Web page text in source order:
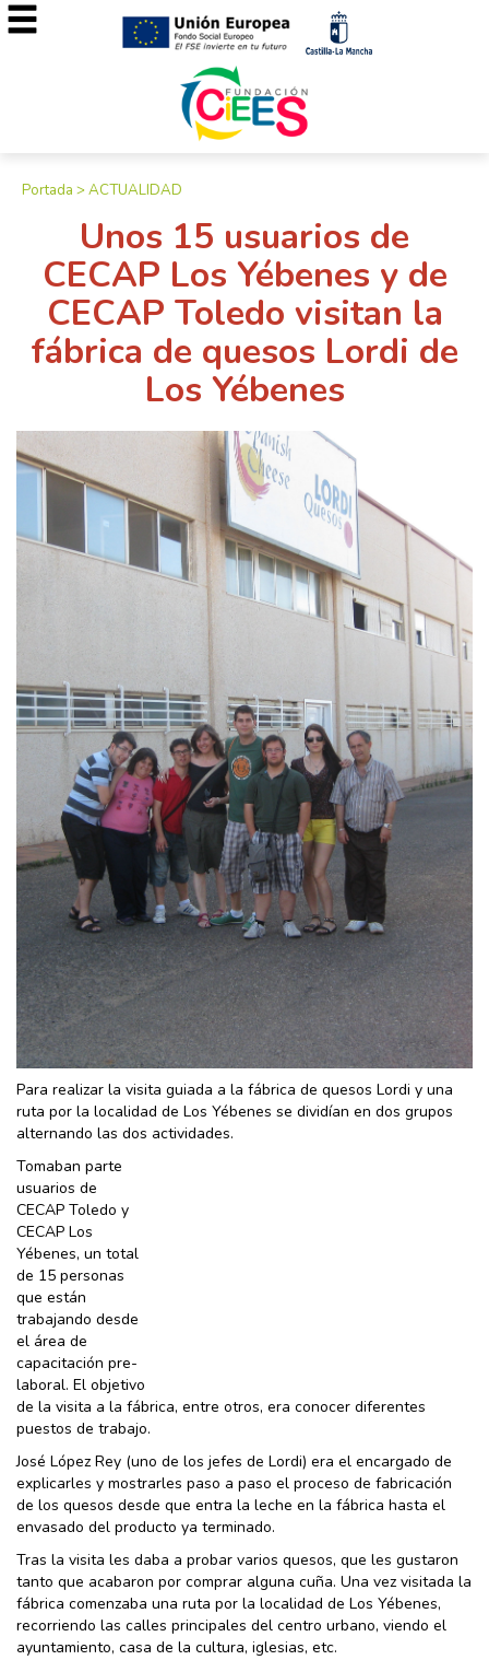
Portada >ACTUALIDAD
Unos 15 usuarios de
CECAP Los Yébenes y de
CECAP Toledo visitan la
fábrica de quesos Lordi de
Los Yébenes
Para realizar la visita guiada a la fábrica de quesos Lordi y una
ruta por la localidad de Los Yébenes se dividían en dos grupos
alternando las dos actividades.
Tomaban parte
usuarios de
CECAP Toledo y
CECAP Los
Yébenes, un total
de 15 personas
que están
trabajando desde
el área de
capacitación pre-
laboral. El objetivo
de la visita a la fábrica, entre otros, era conocer diferentes
puestos de trabajo.
José López Rey (uno de los jefes de Lordi) era el encargado de
explicarles y mostrarles paso a paso el proceso de fabricación
de los quesos desde que entra la leche en la fábrica hasta el
envasado del producto ya terminado.
Tras la visita les daba a probar varios quesos, que les gustaron
tanto que acabaron por comprar alguna cuña. Una vez visitada la
fábrica comenzaba una ruta por la localidad de Los Yébenes,
recorriendo las calles principales del centro urbano, viendo el
ayuntamiento, casa de la cultura, iglesias, etc.